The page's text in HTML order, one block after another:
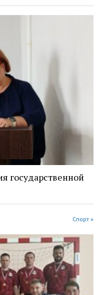
государственной
Спорт »